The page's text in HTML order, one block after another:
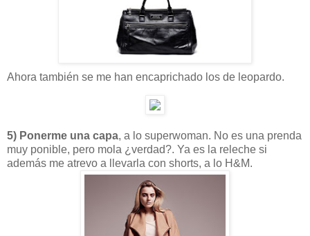
Ahora también se me han encaprichado los de leopardo.
5) Ponerme una capa, a lo superwoman. No es una prenda
muy ponible, pero mola ¿verdad?. Ya es la releche si
además me atrevo a llevarla con shorts, a lo H&M.